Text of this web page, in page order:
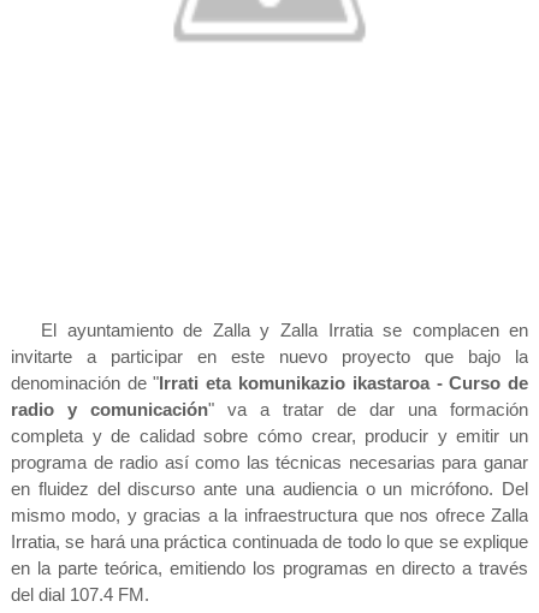
El ayuntamiento de Zalla y Zalla Irratia se complacen en
invitarte a participar en este nuevo proyecto que bajo la
denominación de "Irrati eta komunikazio ikastaroa - Curso de
radio y comunicación" va a tratar de dar una formación
completa y de calidad sobre cómo crear, producir y emitir un
programa de radio así como las técnicas necesarias para ganar
en fluidez del discurso ante una audiencia o un micrófono. Del
mismo modo, y gracias a la infraestructura que nos ofrece Zalla
Irratia, se hará una práctica continuada de todo lo que se explique
en la parte teórica, emitiendo los programas en directo a través
del dial 107.4 FM.